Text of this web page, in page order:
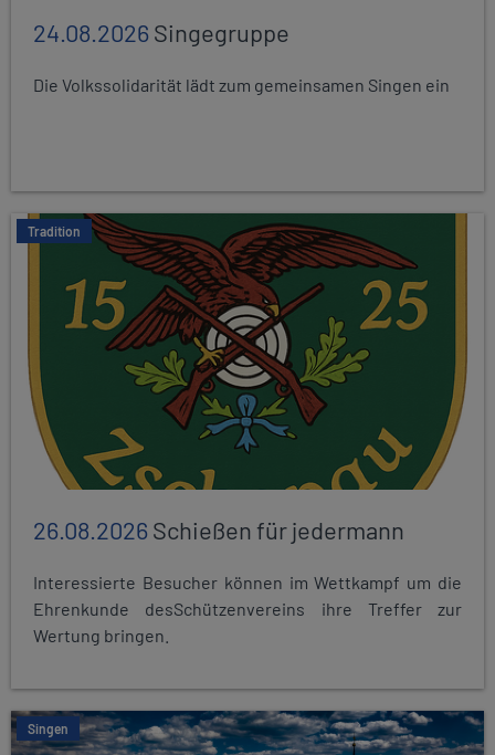
24.08.2026Singegruppe
Die Volkssolidarität lädt zum gemeinsamen Singen ein
Tradition
26.08.2026Schießen für jedermann
Interessierte Besucher können im Wettkampf um die
Ehrenkunde desSchützenvereins ihre Treffer zur
Wertung bringen.
Singen